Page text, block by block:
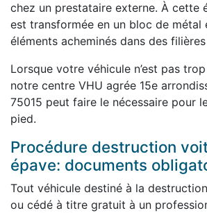
chez un prestataire externe. À cette
est transformée en un bloc de métal
éléments acheminés dans des
Lorsque votre véhicule n’est pas
notre centre VHU agrée 15e
75015 peut faire le nécessaire pour
pied.
Procédure destruction
épave: documents
Tout véhicule destiné à la
ou cédé à titre gratuit à un